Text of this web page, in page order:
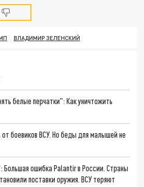
ВЛАДИМИР ЗЕЛЕНСКИЙ
белые перчатки": Как уничтожить
боевиков ВСУ. Но беды для малышей не
Большая ошибка Palantir в России. Страны
поставки оружия. ВСУ теряют